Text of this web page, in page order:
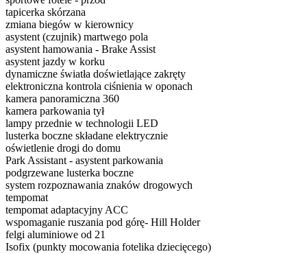
tapicerka skórzana
zmiana biegów w kierownicy
asystent (czujnik) martwego pola
asystent hamowania - Brake Assist
asystent jazdy w korku
dynamiczne światła doświetlające zakręty
elektroniczna kontrola ciśnienia w oponach
kamera panoramiczna 360
kamera parkowania tył
lampy przednie w technologii LED
lusterka boczne składane elektrycznie
oświetlenie drogi do domu
Park Assistant - asystent parkowania
podgrzewane lusterka boczne
system rozpoznawania znaków drogowych
tempomat
tempomat adaptacyjny ACC
wspomaganie ruszania pod górę- Hill Holder
felgi aluminiowe od 21
Isofix (punkty mocowania fotelika dziecięcego)